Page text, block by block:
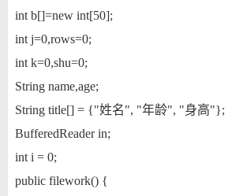
int b[]=new int[50];
int j=0,rows=0;
int k=0,shu=0;
String name,age;
String title[] = {"姓名", "年龄", "身高"};
BufferedReader in;
int i = 0;
public filework() {